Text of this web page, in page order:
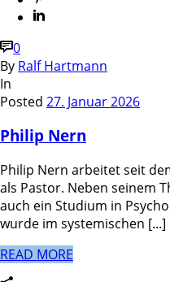
0
By Ralf Hartmann
In
Posted 27. Januar 2026
Philip Nern
Philip Nern arbeitet seit
als Pastor. Neben seinem
auch ein Studium in
wurde im systemischen [...]
READ MORE